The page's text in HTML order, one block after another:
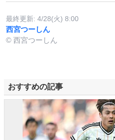
最終更新: 4/28(火) 8:00
西宮つーしん
© 西宮つーしん
おすすめの記事